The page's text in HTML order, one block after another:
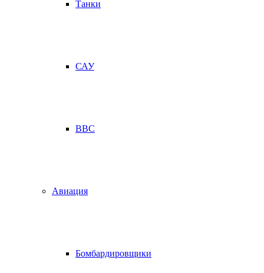
Танки
САУ
ВВС
Авиация
Бомбардировщики